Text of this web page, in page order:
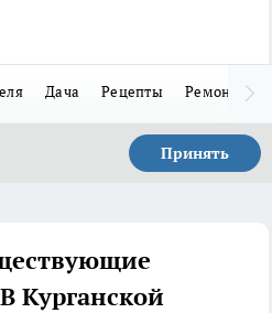
Дача Рецепты Ремонт
Принять
Курганской